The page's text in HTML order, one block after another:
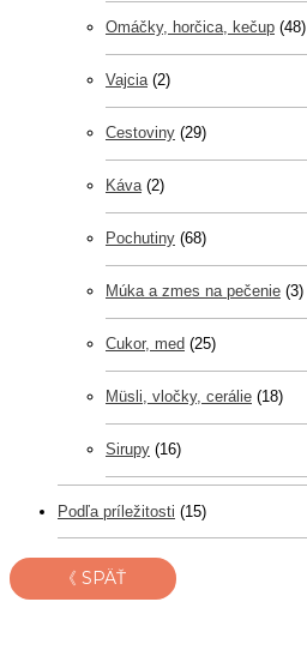
Omáčky, horčica, kečup (48)
Vajcia (2)
Cestoviny (29)
Káva (2)
Pochutiny (68)
Múka a zmes na pečenie (3)
Cukor, med (25)
Müsli, vločky, cerálie (18)
Sirupy (16)
Podľa príležitosti (15)
《 SPÄŤ